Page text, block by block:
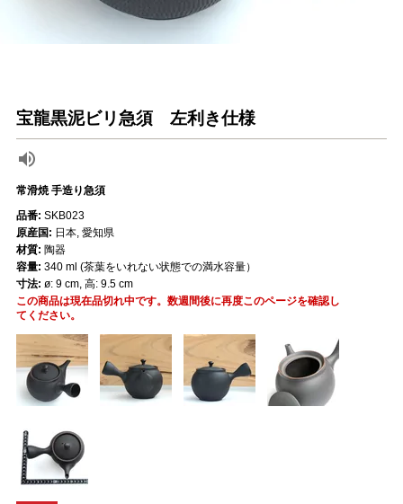
宝龍黒泥ビリ急須 左利き仕様
常滑焼 手造り急須
品番: SKB023
原産国: 日本, 愛知県
材質: 陶器
容量: 340 ml (茶葉をいれない状態での満水容量）
寸法: ø: 9 cm, 高: 9.5 cm
この商品は現在品切れ中です。数週間後に再度このページを確認し
てください。